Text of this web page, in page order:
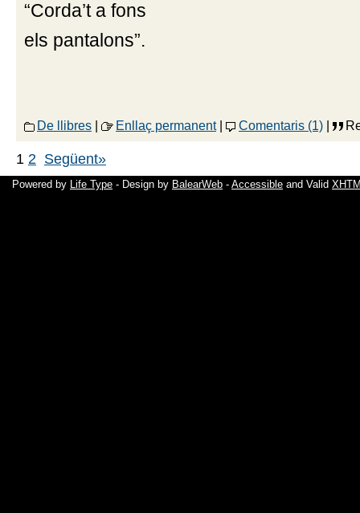
“Corda’t a fons
els pantalons”.
De llibres Enllaç permanent| Comentaris (1)
1 2 Següent»
Powered by Life Type - Design by BalearWeb - Accessible and Valid